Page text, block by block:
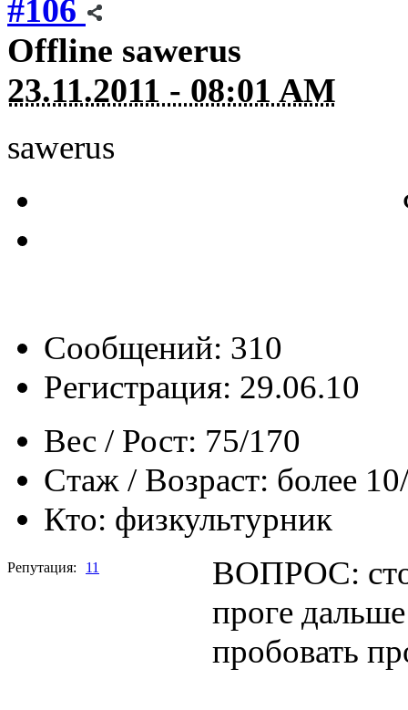
#106
Offline sawerus
23.11.2011 - 08:01 AM
sawerus
Сообщений: 310
Регистрация: 29.06.10
Вес / Рост: 75/170
Стаж / Возраст: более
Кто: физкультурник
Репутация: 11
ВОПРОС:
проге
пробовать